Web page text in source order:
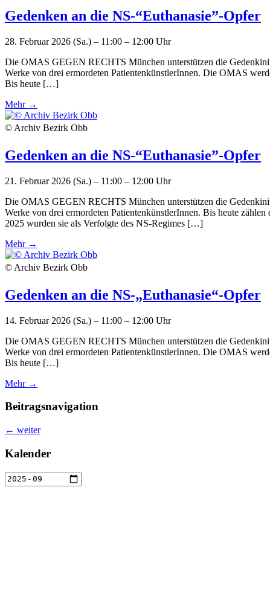
Gedenken an die NS-“Euthanasie”-Opfer
28. Februar 2026 (Sa.) – 11:00 – 12:00 Uhr
Die OMAS GEGEN RECHTS München unterstützen die
Werke von drei ermordeten PatientenkünstlerInnen. Die OMAS
Bis heute […]
Mehr →
© Archiv Bezirk Obb
Gedenken an die NS-“Euthanasie”-Opfer
21. Februar 2026 (Sa.) – 11:00 – 12:00 Uhr
Die OMAS GEGEN RECHTS München unterstützen die
Werke von drei ermordeten PatientenkünstlerInnen. Bis heute
2025 wurden sie als Verfolgte des NS-Regimes […]
Mehr →
© Archiv Bezirk Obb
Gedenken an die NS-„Euthanasie“-Opfer
14. Februar 2026 (Sa.) – 11:00 – 12:00 Uhr
Die OMAS GEGEN RECHTS München unterstützen die
Werke von drei ermordeten PatientenkünstlerInnen. Die OMAS
Bis heute […]
Mehr →
Beitragsnavigation
← weiter
Kalender